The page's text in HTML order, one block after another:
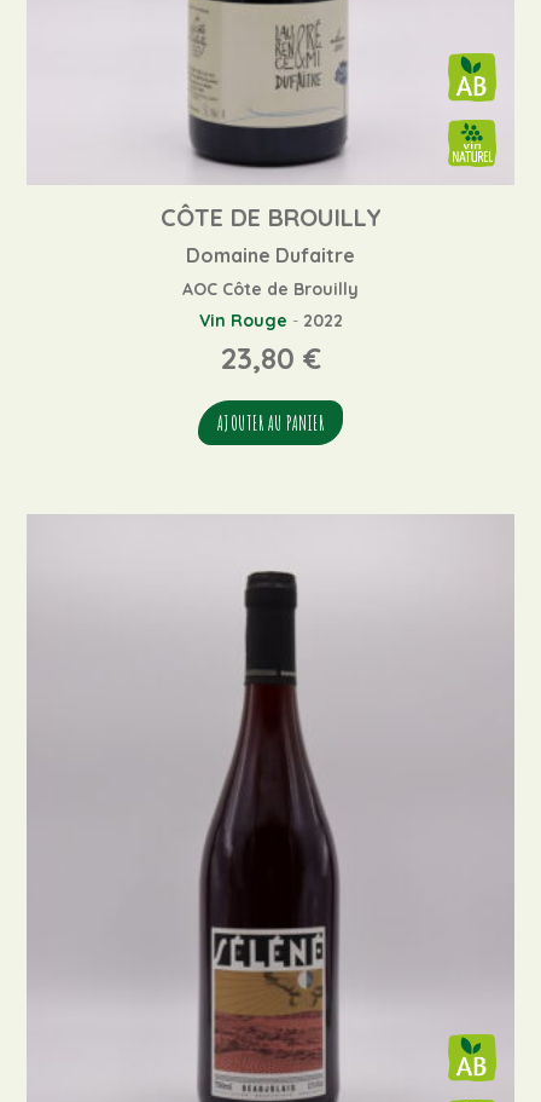
CÔTE DE BROUILLY
Domaine Dufaitre
AOC Côte de Brouilly
Vin Rouge - 2022
23,80 €
AJOUTER AU PANIER